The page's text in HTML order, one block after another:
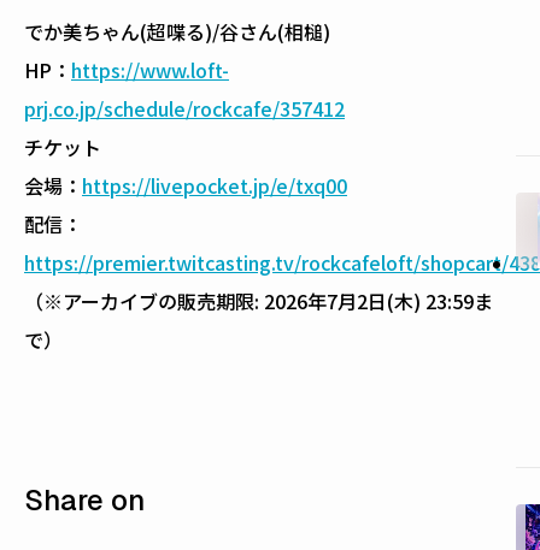
でか美ちゃん(超喋る)/谷さん(相槌)
HP： https://www.loft-
prj.co.jp/schedule/rockcafe/357412
チケット
会場： https://livepocket.jp/e/txq00
配信：
https://premier.twitcasting.tv/rockcafeloft/shopcart/
（※アーカイブの販売期限: 2026年7月2日(木) 23:59ま
で）
Share on